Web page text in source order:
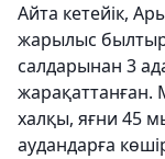
Айта кетейік,
жарылыс
салдарынан 3
жарақаттанған.
халқы, яғни 45
аудандарға